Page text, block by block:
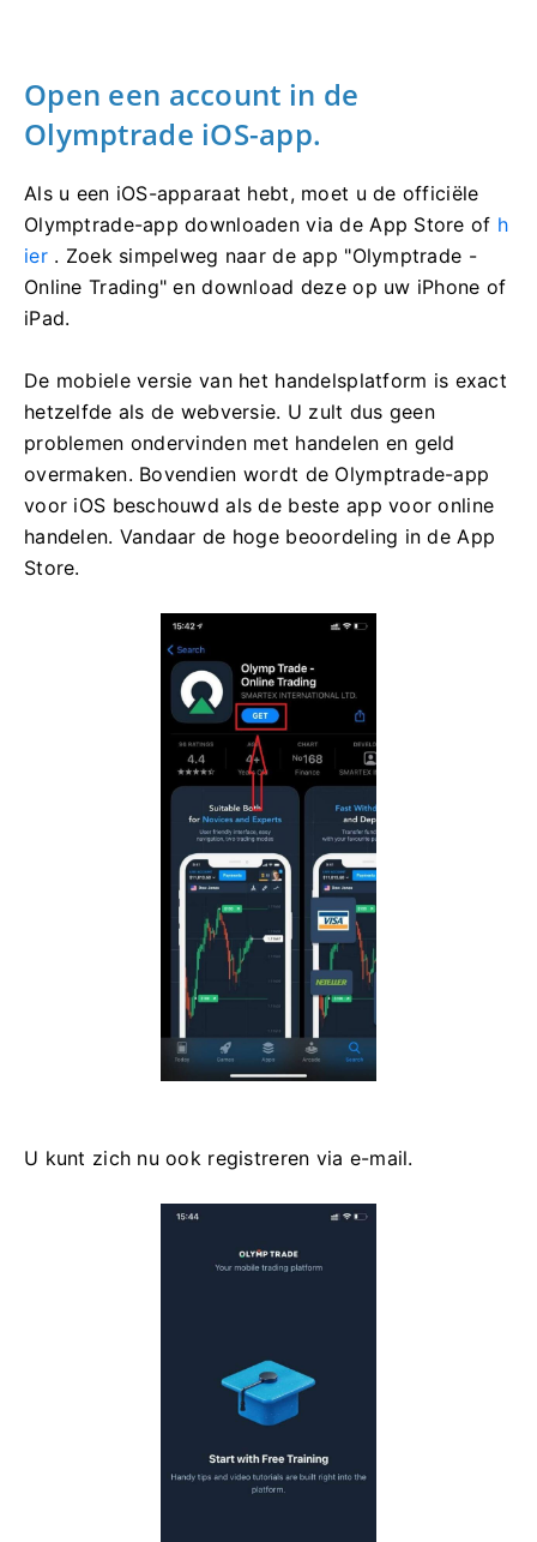
Open een account in de
Olymptrade iOS-app.
Als u een iOS-apparaat hebt, moet u de officiële
Olymptrade-app downloaden via de App Store of h
ier. Zoek simpelweg naar de app "Olymptrade -
Online Trading" en download deze op uw iPhone of
iPad.
De mobiele versie van het handelsplatform is exact
hetzelfde als de webversie. U zult dus geen
problemen ondervinden met handelen en geld
overmaken. Bovendien wordt de Olymptrade-app
voor iOS beschouwd als de beste app voor online
handelen. Vandaar de hoge beoordeling in de App
Store.
U kunt zich nu ook registreren via e-mail.